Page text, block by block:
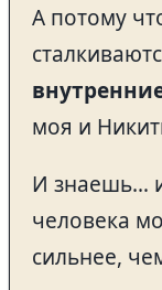
А потому
моя и
И знаешь…
человека
сильнее,